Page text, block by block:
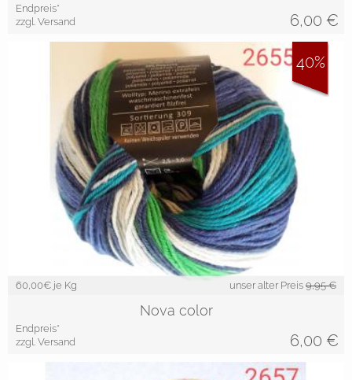
Endpreis*
zzgl. Versand
6,00 €
60,00€ je Kg unser alter Preis 9,95 €
Nova color
Endpreis*
zzgl. Versand
6,00 €
40%